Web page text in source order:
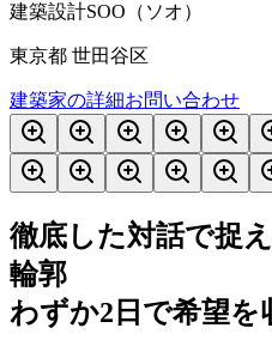
建築設計SOO（ソオ）
東京都 世田谷区
建築家の詳細お問い合わせ
徹底した対話で捉
輪郭
わずか2日で希望